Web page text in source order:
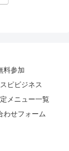
料参加
ピビジネス
メニュー一覧
わせフォーム